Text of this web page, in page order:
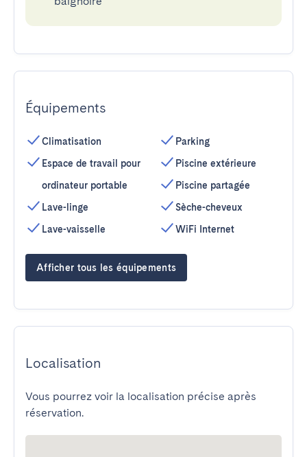
Équipements
Climatisation
Espace de travail pour
ordinateur portable
Lave-linge
Lave-vaisselle
Parking
Piscine extérieure
Piscine partagée
Sèche-cheveux
WiFi Internet
Afficher tous les équipements
Localisation
Vous pourrez voir la localisation précise après
réservation.